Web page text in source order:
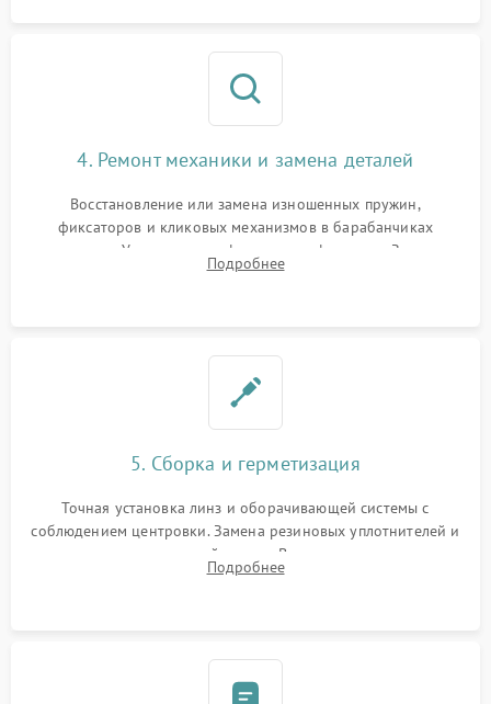
4. Ремонт механики и замена деталей
Восстановление или замена изношенных пружин,
фиксаторов и кликовых механизмов в барабанчиках
поправок. Устранение люфтов в трансфокаторе. Замена
поврежденных линз, разбитой сетки или восстановление
Подробнее
5. Сборка и герметизация
Точная установка линз и оборачивающей системы с
соблюдением центровки. Замена резиновых уплотнителей и
нанесение влагозащитной смазки. Вакуумирование корпуса
и заполнение его осушенным азотом или аргоном для
Подробнее